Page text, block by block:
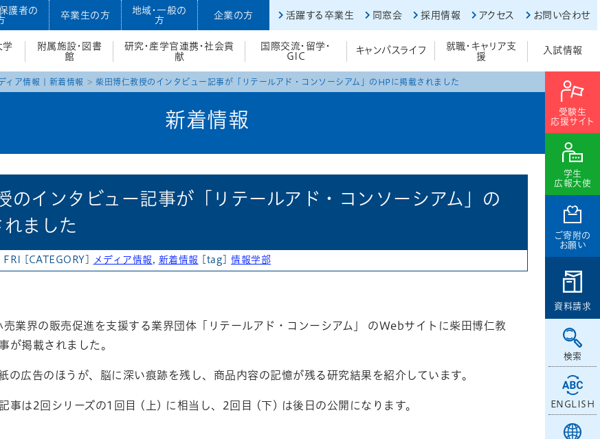
護者の
卒業生の方
地域・一般の
方
企業の方 活躍する卒業生 同窓会 採用情報 アクセス お問い合わせ
学
附属施設・図書
館
研究・産学官連携・社会貢
献
国際交流・留学・
GIC
キャンパスライフ
就職・キャリア支
援
入試情報
受験生
応援サイト
学生
広報大使
ご寄附の
お願い
資料請求
検索
ENGLISH
ィア情報 新着情報 柴田博仁教授のインタビュー記事が「リテールアド・コンソーシアム」のHPに掲載されました
新着情報
のインタビュー記事が「リテールアド・コンソーシアム」の
ました
[CATEGORY] メディア情報 , 新着情報 [tag]情報学部
業界の販売促進を支援する業界団体「リテールアド・コンーシアム」 のWebサイトに柴田博仁教
が掲載されました。
の広告のほうが、脳に深い痕跡を残し、商品内容の記憶が残る研究結果を紹介しています。
事は2回シリーズの1回目 (上) に相当し、2回目 (下) は後日の公開になります。